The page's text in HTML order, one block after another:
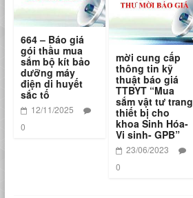
664 – Báo giá
gói thầu mua
sắm bộ kít bảo
dưỡng máy
điện di huyết
sắc tố
12/11/2025
0
mời cung cấp
thông tin kỹ
thuật báo giá
TTBYT “Mua
sắm vật tư trang
thiết bị cho
khoa Sinh Hóa-
Vi sinh- GPB”
23/06/2023
0